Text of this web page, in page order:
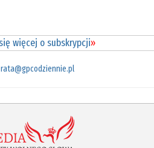
więcej o subskrypcji»